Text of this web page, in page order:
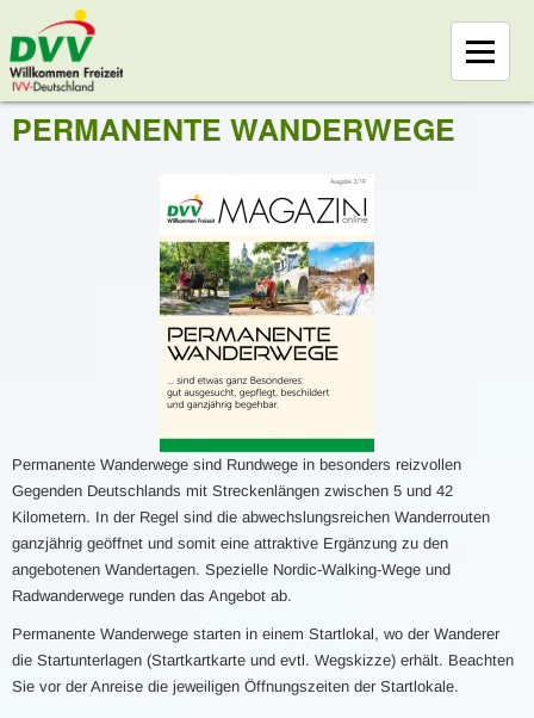
PERMANENTE WANDERWEGE
Permanente Wanderwege sind Rundwege in besonders reizvollen
Gegenden Deutschlands mit Streckenlängen zwischen 5 und 42
Kilometern. In der Regel sind die abwechslungsreichen Wanderrouten
ganzjährig geöffnet und somit eine attraktive Ergänzung zu den
angebotenen Wandertagen. Spezielle Nordic-Walking-Wege und
Radwanderwege runden das Angebot ab.
Permanente Wanderwege starten in einem Startlokal, wo der Wanderer
die Startunterlagen (Startkartkarte und evtl. Wegskizze) erhält. Beachten
Sie vor der Anreise die jeweiligen Öffnungszeiten der Startlokale.